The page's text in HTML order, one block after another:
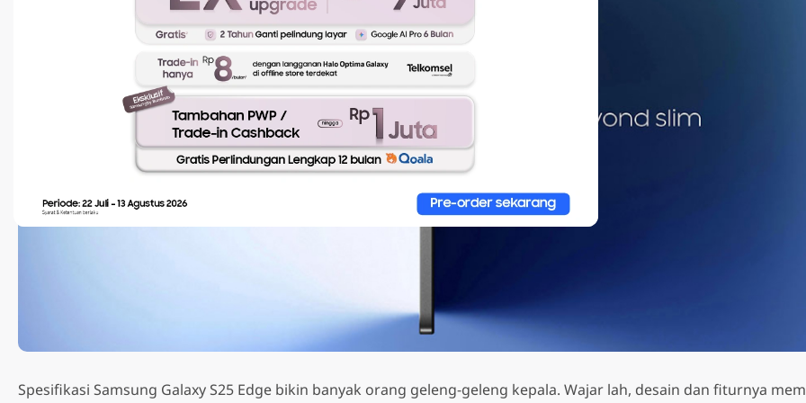
Smartphone
Spesifikasi Samsung Galaxy S25 Edge bikin banyak orang geleng-geleng kepala. Wajar lah, desain dan fiturnya